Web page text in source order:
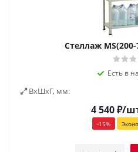
Стеллаж
Есть в
ВxШxГ, мм:
4 540₽/
-15%